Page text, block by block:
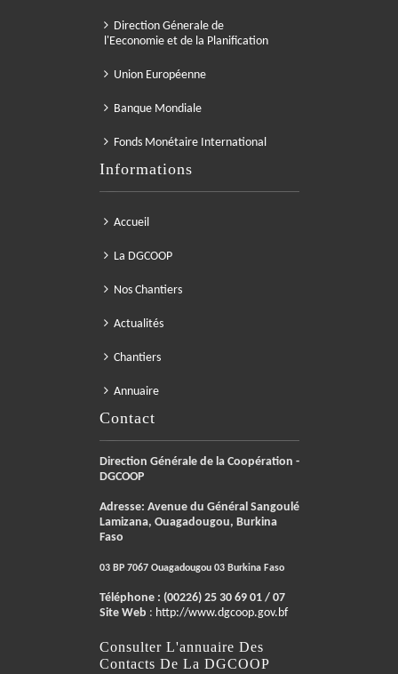
Direction Génerale de
l'Eeconomie et de la Planification
Union Européenne
Banque Mondiale
Fonds Monétaire International
Informations
Accueil
La DGCOOP
Nos Chantiers
Actualités
Chantiers
Annuaire
Contact
Direction Générale de la Coopération -
DGCOOP
Adresse: Avenue du Général Sangoulé
Lamizana, Ouagadougou, Burkina
Faso
03 BP 7067 Ouagadougou 03 Burkina Faso
Téléphone : (00226) 25 30 69 01 / 07
Site Web : http://www.dgcoop.gov.bf
Consulter L'annuaire Des
Contacts De La DGCOOP